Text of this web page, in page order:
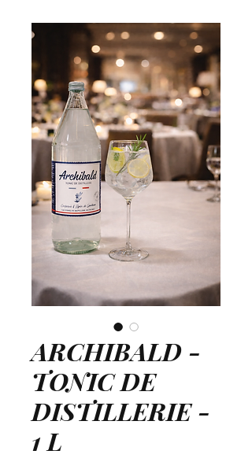
ARCHIBALD -
TONIC DE
DISTILLERIE -
1 L